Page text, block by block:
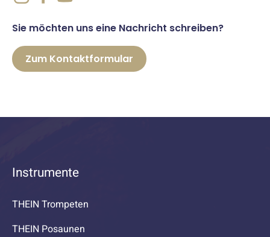
Sie möchten uns eine Nachricht schreiben?
Zum Kontaktformular
Instrumente
THEIN Trompeten
THEIN Posaunen